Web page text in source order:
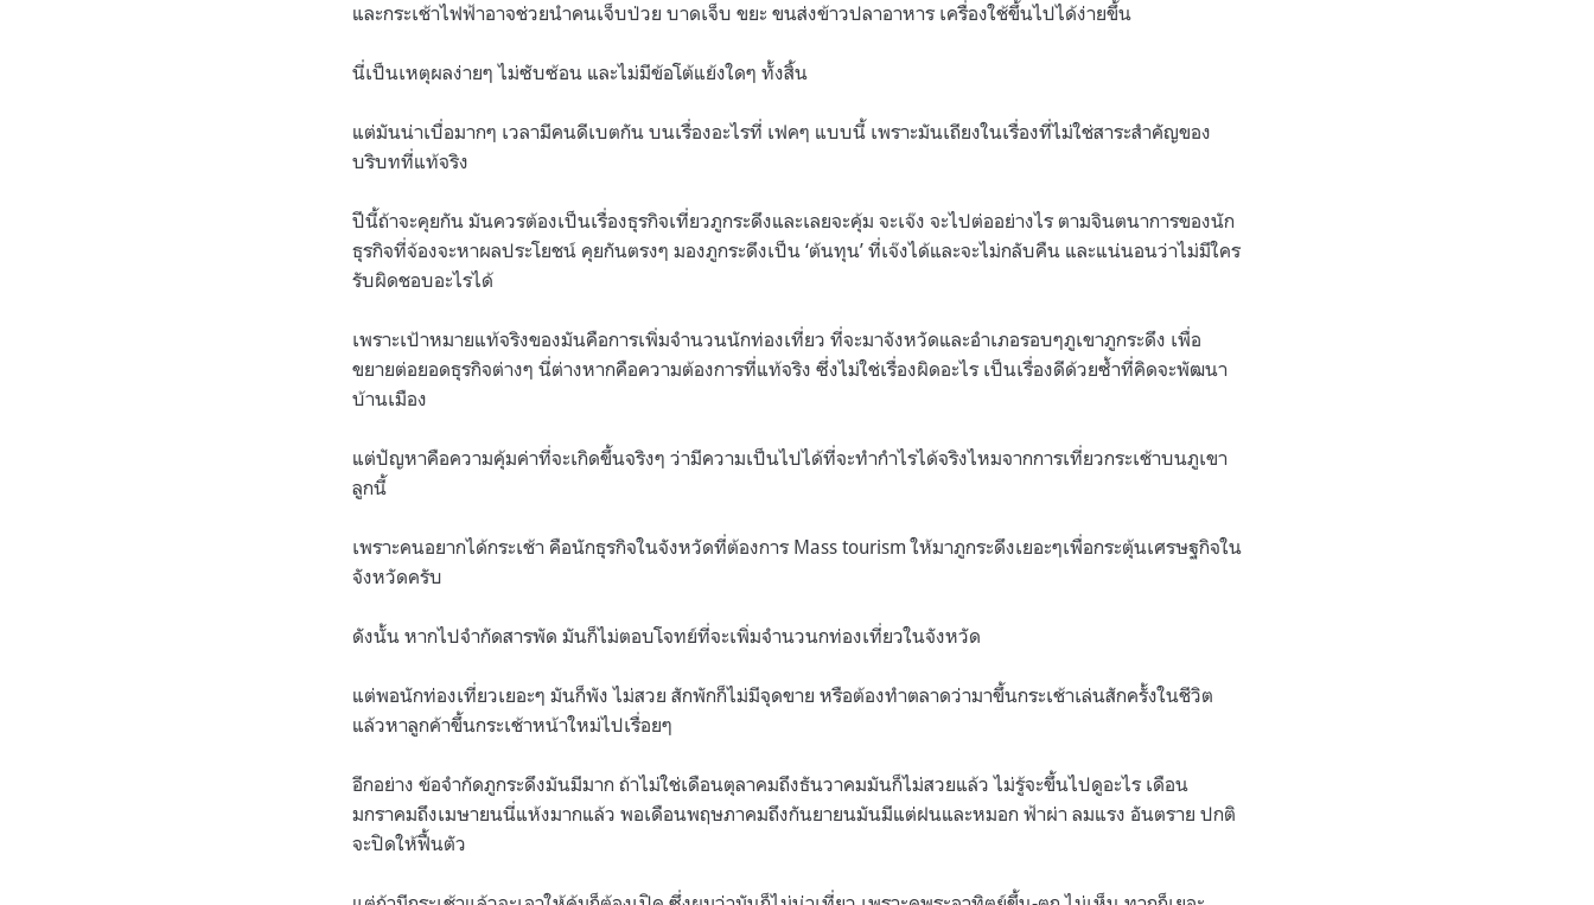
และกระเช้าไฟฟ้าอาจช่วยนำคนเจ็บป่วย บาดเจ็บ ขยะ ขนส่งข้าวปลาอาหาร เครื่องใช้ขึ้นไปได้ง่ายขึ้น
นี่เป็นเหตุผลง่ายๆ ไม่ซับซ้อน และไม่มีข้อโต้แย้งใดๆ ทั้งสิ้น
แต่มันน่าเบื่อมากๆ เวลามีคนดีเบตกัน บนเรื่องอะไรที่ เฟคๆ แบบนี้ เพราะมันเถียงในเรื่องที่ไม่ใช่สาระสำคัญของ
บริบทที่แท้จริง
ปีนี้ถ้าจะคุยกัน มันควรต้องเป็นเรื่องธุรกิจเที่ยวภูกระดึงและเลยจะคุ้ม จะเจ๊ง จะไปต่ออย่างไร ตามจินตนาการของนัก
ธุรกิจที่จ้องจะหาผลประโยชน์ คุยกันตรงๆ มองภูกระดึงเป็น ‘ต้นทุน’ ที่เจ๊งได้และจะไม่กลับคืน และแน่นอนว่าไม่มีใคร
รับผิดชอบอะไรได้
เพราะเป้าหมายแท้จริงของมันคือการเพิ่มจำนวนนักท่องเที่ยว ที่จะมาจังหวัดและอำเภอรอบๆภูเขาภูกระดึง เพื่อ
ขยายต่อยอดธุรกิจต่างๆ นี่ต่างหากคือความต้องการที่แท้จริง ซึ่งไม่ใช่เรื่องผิดอะไร เป็นเรื่องดีด้วยซ้ำที่คิดจะพัฒนา
บ้านเมือง
แต่ปัญหาคือความคุ้มค่าที่จะเกิดขึ้นจริงๆ ว่ามีความเป็นไปได้ที่จะทำกำไรได้จริงไหมจากการเที่ยวกระเช้าบนภูเขา
ลูกนี้
เพราะคนอยากได้กระเช้า คือนักธุรกิจในจังหวัดที่ต้องการ Mass tourism ให้มาภูกระดึงเยอะๆเพื่อกระตุ้นเศรษฐกิจใน
จังหวัดครับ
ดังนั้น หากไปจำกัดสารพัด มันก็ไม่ตอบโจทย์ที่จะเพิ่มจำนวนกท่องเที่ยวในจังหวัด
แต่พอนักท่องเที่ยวเยอะๆ มันก็พัง ไม่สวย สักพักก็ไม่มีจุดขาย หรือต้องทำตลาดว่ามาขึ้นกระเช้าเล่นสักครั้งในชีวิต
แล้วหาลูกค้าขึ้นกระเช้าหน้าใหม่ไปเรื่อยๆ
อีกอย่าง ข้อจำกัดภูกระดึงมันมีมาก ถ้าไม่ใช่เดือนตุลาคมถึงธันวาคมมันก็ไม่สวยแล้ว ไม่รู้จะขึ้นไปดูอะไร เดือน
มกราคมถึงเมษายนนี่แห้งมากแล้ว พอเดือนพฤษภาคมถึงกันยายนมันมีแต่ฝนและหมอก ฟ้าผ่า ลมแรง อันตราย ปกติ
จะปิดให้ฟื้นตัว